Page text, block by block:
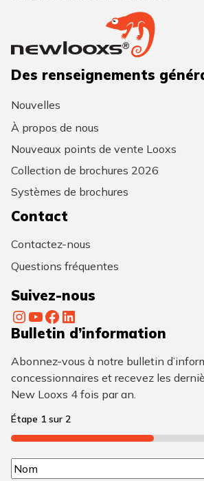
Des renseignements
Nouvelles
À propos de nous
Nouveaux points de vente Looxs
Collection de brochures 2026
Systèmes de brochures
Contact
Contactez-nous
Questions fréquentes
Suivez-nous
InstagramYouTube Facebook LinkedIn
Bulletin d’information
Abonnez-vous à notre bulletin
concessionnaires et recevez les
New Looxs 4 fois par an.
Étape 1 sur 2
50%
N